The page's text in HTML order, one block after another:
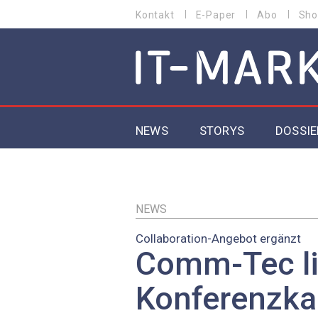
zum
MENU
Kontakt E-Paper Abo
MAIN NAVIGATION
NEWS STORYS
EU-
NEWS
Collaboration-Angebot ergänzt
Comm-Tec